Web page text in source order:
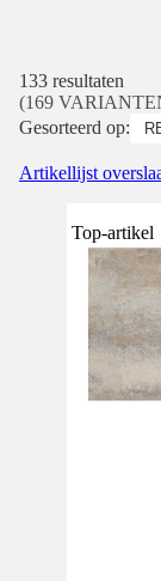
133 resultaten
(169
Gesorteerd op:
Artikellijst
Top-artikel